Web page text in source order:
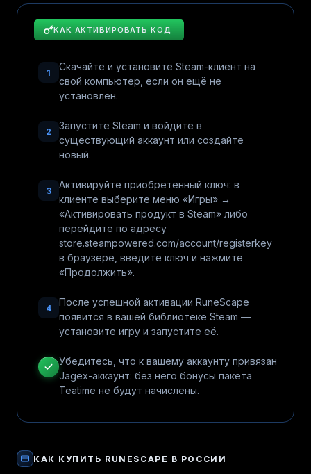
КАК АКТИВИРОВАТЬ КОД
1
Скачайте и установите Steam-клиент на
свой компьютер, если он ещё не
установлен.
2
Запустите Steam и войдите в
существующий аккаунт или создайте
новый.
3
Активируйте приобретённый ключ: в
клиенте выберите меню «Игры» →
«Активировать продукт в Steam» либо
перейдите по адресу
store.steampowered.com/account/registerkey
в браузере, введите ключ и нажмите
«Продолжить».
4
После успешной активации RuneScape
появится в вашей библиотеке Steam —
установите игру и запустите её.
Убедитесь, что к вашему аккаунту привязан
Jagex-аккаунт: без него бонусы пакета
Teatime не будут начислены.
КАК КУПИТЬ RUNESCAPE В РОССИИ